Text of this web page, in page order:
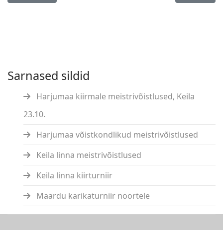
Sarnased sildid
Harjumaa kiirmale meistrivõistlused, Keila
23.10.
Harjumaa võistkondlikud meistrivõistlused
Keila linna meistrivõistlused
Keila linna kiirturniir
Maardu karikaturniir noortele